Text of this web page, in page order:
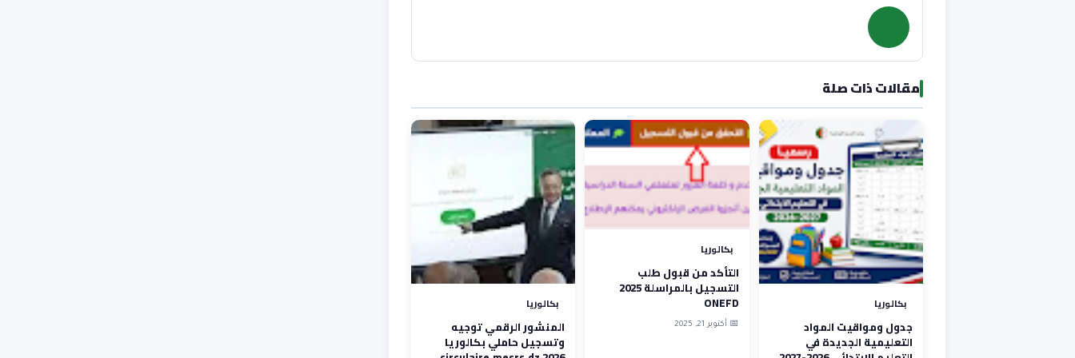
مقالات ذات صلة
بكالوريا
جدول ومواقيت المواد
التعليمية الجديدة في
بكالوريا
التأكد من قبول طلب
التسجيل بالمراسلة 2025
ONEFD
📅 أكتوبر 21, 2025
بكالوريا
المنشور الرقمي توجيه
وتسجيل حاملي بكالوريا